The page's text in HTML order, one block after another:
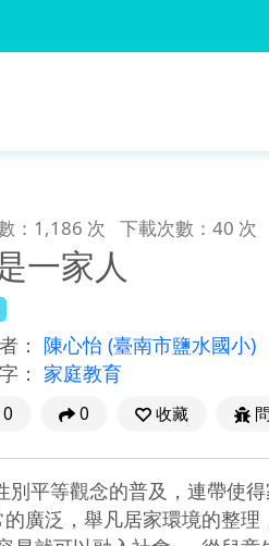
：1,186 次 下載次數：40 次
一家人
： 陳心怡 (臺南市鹽水國小)
： 家庭教育
0 0 收藏
廣泛，舉凡居家環境的整